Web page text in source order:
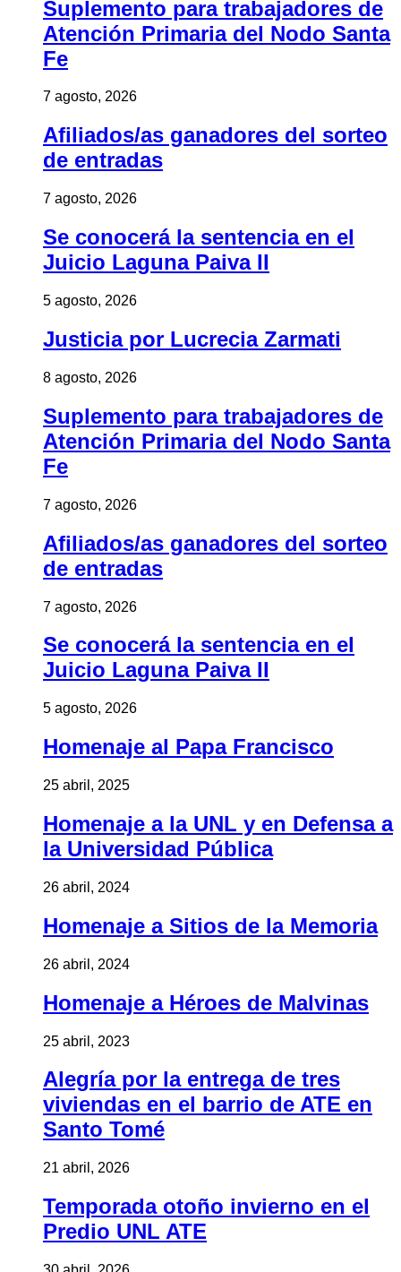
Suplemento para trabajadores de
Atención Primaria del Nodo Santa
Fe
7 agosto, 2026
Afiliados/as ganadores del sorteo
de entradas
7 agosto, 2026
Se conocerá la sentencia en el
Juicio Laguna Paiva II
5 agosto, 2026
Justicia por Lucrecia Zarmati
8 agosto, 2026
Suplemento para trabajadores de
Atención Primaria del Nodo Santa
Fe
7 agosto, 2026
Afiliados/as ganadores del sorteo
de entradas
7 agosto, 2026
Se conocerá la sentencia en el
Juicio Laguna Paiva II
5 agosto, 2026
Homenaje al Papa Francisco
25 abril, 2025
Homenaje a la UNL y en Defensa a
la Universidad Pública
26 abril, 2024
Homenaje a Sitios de la Memoria
26 abril, 2024
Homenaje a Héroes de Malvinas
25 abril, 2023
Alegría por la entrega de tres
viviendas en el barrio de ATE en
Santo Tomé
21 abril, 2026
Temporada otoño invierno en el
Predio UNL ATE